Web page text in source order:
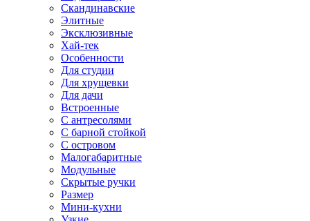
Скандинавские
Элитные
Эксклюзивные
Хай-тек
Особенности
Для студии
Для хрущевки
Для дачи
Встроенные
С антресолями
С барной стойкой
С островом
Малогабаритные
Модульные
Скрытые ручки
Размер
Мини-кухни